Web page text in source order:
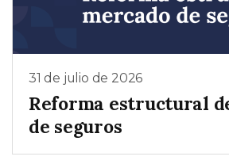
31 de julio de 2026
Reforma estructural
de seguros